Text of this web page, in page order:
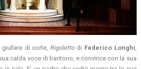
di corte, Rigolettodi Federico Longhi
calda voce di baritono, e convince con la sua